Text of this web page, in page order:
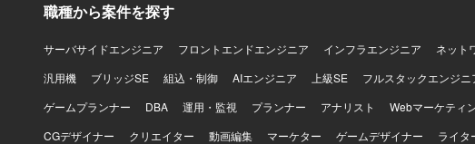
職種から案件を探す
サーバサイドエンジニア フロントエンドエンジニア インフラエンジニア ネット
汎用機
ブリッジSE 組込・制御 AIエンジニア 上級SE フルスタックエンジニ
ゲームプランナー
DBA 運用・監視 プランナー アナリスト Webマーケティ
CGデザイナー
クリエイター 動画編集 マーケター ゲームデザイナー ライタ